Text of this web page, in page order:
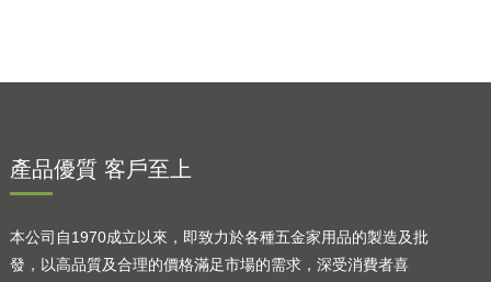
產品優質 客戶至上
本公司自1970成立以來，即致力於各種五金家用品的製造及批
發，以高品質及合理的價格滿足市場的需求，深受消費者喜